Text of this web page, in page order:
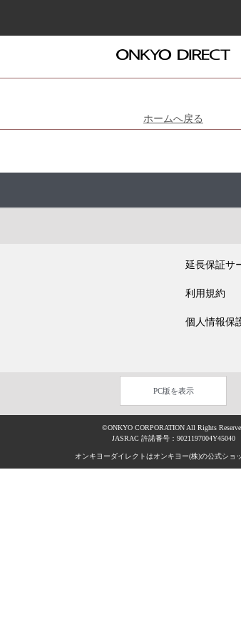
ホームへ戻る
延長保証サ
利用規約
個人情報保
PC版を表示
©ONKYO CORPORATION All Rights
JASRAC 許諾番号：9021197004Y45040
オンキヨーダイレクトはオンキヨー(株)の公式ショ